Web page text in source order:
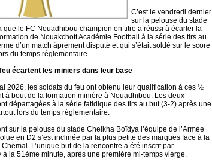
C’est le vendredi dernier
sur la pelouse du stade
que le FC Nouadhibou champion en titre a réussi à écarter la
de Nouakchott Académie Football à la série des tirs au
d’un match âprement disputé et qui s’était soldé sur le score
du temps réglementaire.
écartent les miniers dans leur base
2026, les soldats du feu ont obtenu leur qualification à ces ½
à bout de la formation minière à Nouadhibou. Les deux
départagées à la série fatidique des tirs au but (3-2) après une
lors du temps réglementaire.
sur la pelouse du stade Cheikha Boïdya l’équipe de l’Armée
en D2 s’est inclinée par la plus petite des marques face à la
L’unique but de la rencontre a été inscrit par
à la 51ème minute, après une première mi-temps vierge.